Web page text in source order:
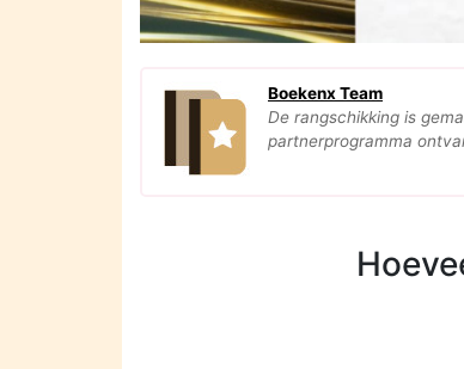
Boekenx Team
De rangschikking is
partnerprogramma